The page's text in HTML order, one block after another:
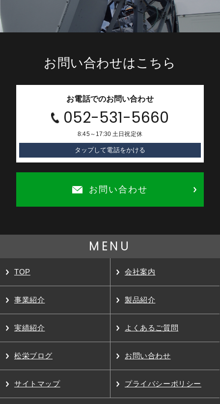
お問い合わせはこちら
お電話でのお問い合わせ
052-531-5660
8:45～17:30 土日祝定休
タップして電話をかける
お問い合わせ
MENU
TOP 会社案内
事業紹介 製品紹介
実績紹介 よくあるご質問
松栄ブログ お問い合わせ
サイトマップ プライバシーポリシー